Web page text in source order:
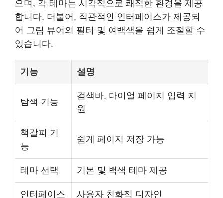
으며, 각 테마는 시각적으로 쾌적한 환경을 제공
합니다. 더불어, 직관적인 인터페이스가 제공되
어 그림 뷰어의 필터 및 여백색을 쉽게 조절할 수
있습니다.
기능 설명
탐색 기능
검색바, 다이얼 페이지 입력 지
원
책갈피 기
능
쉽게 페이지 저장 가능
테마 선택 기본 및 백색 테마 제공
인터페이스 사용자 친화적 디자인